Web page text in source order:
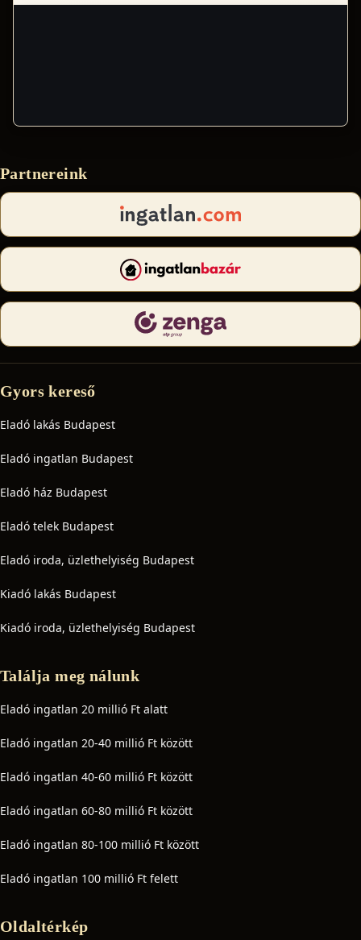
Partnereink
Gyors kereső
Eladó lakás Budapest
Eladó ingatlan Budapest
Eladó ház Budapest
Eladó telek Budapest
Eladó iroda, üzlethelyiség Budapest
Kiadó lakás Budapest
Kiadó iroda, üzlethelyiség Budapest
Találja meg nálunk
Eladó ingatlan 20 millió Ft alatt
Eladó ingatlan 20-40 millió Ft között
Eladó ingatlan 40-60 millió Ft között
Eladó ingatlan 60-80 millió Ft között
Eladó ingatlan 80-100 millió Ft között
Eladó ingatlan 100 millió Ft felett
Oldaltérkép